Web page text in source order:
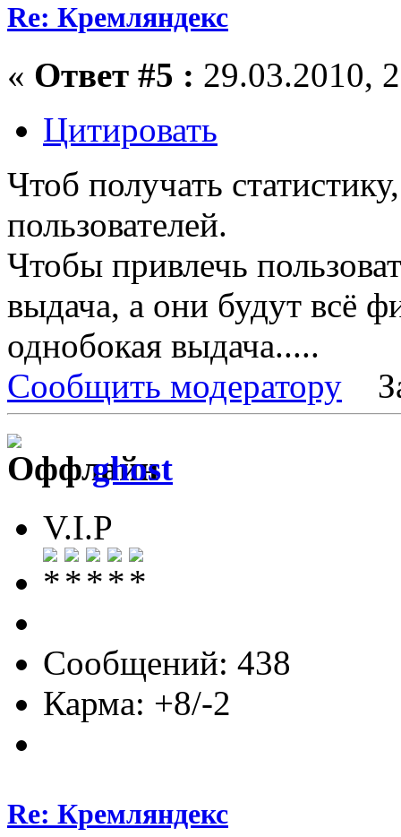
Re: Кремляндекс
« Ответ #5 : 29.03.2010,
Цитировать
Чтоб получать
пользователей.
Чтобы привлечь
выдача, а они будут всё
однобокая выдача.....
Сообщить модератору
ghost
V.I.P
Сообщений: 438
Карма: +8/-2
Re: Кремляндекс